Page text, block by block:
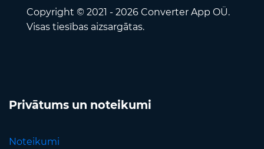
Copyright © 2021 - 2026 Converter App OÜ.
Visas tiesības aizsargātas.
Privātums un noteikumi
Noteikumi